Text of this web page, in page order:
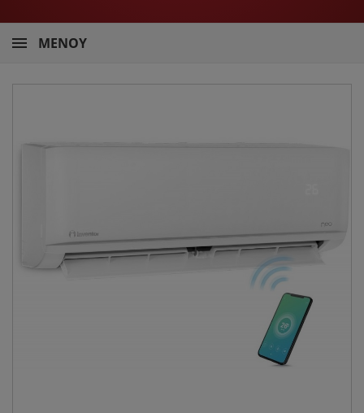
ΜΕΝΟΎ